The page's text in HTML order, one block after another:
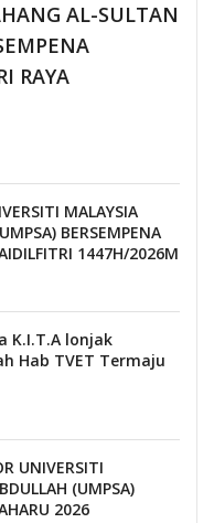
AL-SULTAN
RAYA
MALAYSIA
BERSEMPENA
1447H/2026M
K.I.T.A lonjak
Hab TVET Termaju
UNIVERSITI
(UMPSA)
2026